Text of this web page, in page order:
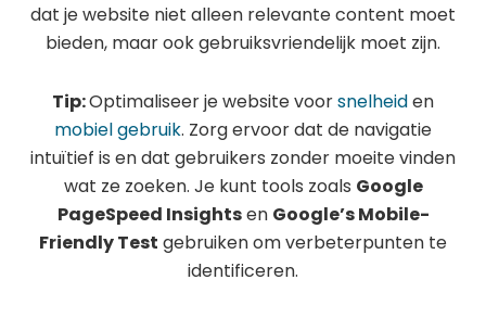
dat je website niet alleen relevante content moet
bieden, maar ook gebruiksvriendelijk moet zijn.
Tip:Optimaliseer je website voorsnelheiden
mobiel gebruik. Zorg ervoor dat de navigatie
intuïtief is en dat gebruikers zonder moeite vinden
wat ze zoeken. Je kunt tools zoals Google
PageSpeed Insightsen Google’s Mobile-
Friendly Test gebruiken om verbeterpunten te
identificeren.